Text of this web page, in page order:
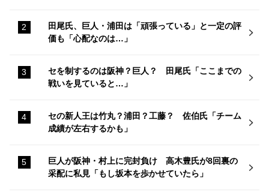
田尾氏、巨人・浦田は「頑張っている」と一定の評
価も「心配なのは…」
セを制するのは阪神？巨人？ 田尾氏「ここまでの
戦いを見ていると…」
セの新人王は竹丸？浦田？工藤？ 佐伯氏「チーム
成績が左右するかも」
巨人が阪神・村上に完封負け 高木豊氏が8回裏の
采配に私見「もし坂本を歩かせていたら」